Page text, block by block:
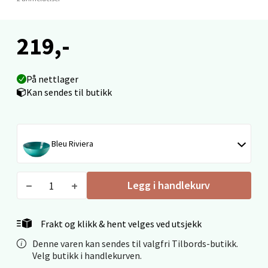
219,-
På nettlager
Kan sendes til butikk
Bleu Riviera
Legg i handlekurv
Frakt og klikk & hent velges ved utsjekk
Denne varen kan sendes til valgfri Tilbords-butikk.
Velg butikk i handlekurven.
Narvik - Thon Senter Malmporten
Åpent i dag 10-18
Bergen - Oasen Senter
Folke Bernadottes vei 52, 5147 Fyllingsdalen
0 i butikk